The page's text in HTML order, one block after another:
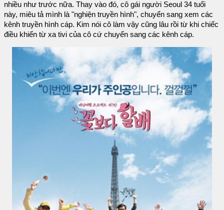
nhiều như trước nữa. Thay vào đó, cô gái người Seoul 34 tuổi
này, miêu tả mình là "nghiện truyền hình", chuyển sang xem các
kênh truyền hình cáp. Kim nói cô làm vậy cũng lâu rồi từ khi chiếc
điều khiển từ xa tivi của cô cứ chuyển sang các kênh cáp.